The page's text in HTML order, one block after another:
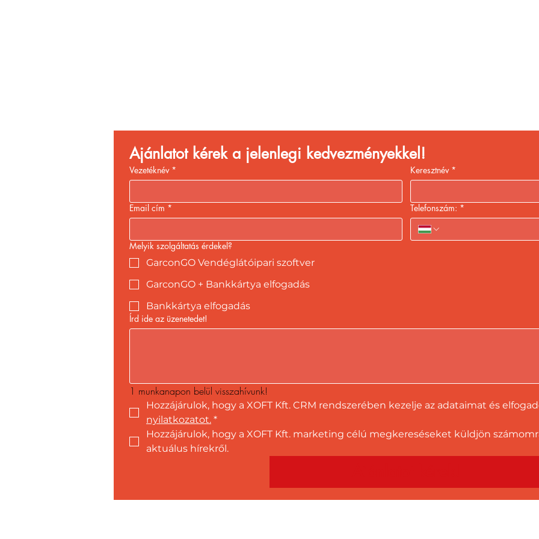
Ajánlatot kérek a jelenlegi kedvezményekkel!
Vezetéknév * Keresztnév *
Email cím * Telefonszám: *
Melyik szolgáltatás érdekel?
GarconGO Vendéglátóipari szoftver
GarconGO + Bankkártya elfogadás
Bankkártya elfogadás
Írd ide az üzenetedet!
1 munkanapon belül visszahívunk!
Hozzájárulok, hogy a XOFT Kft. CRM rendszerében kezelje az adataimat és
nyilatkozatot. *
Hozzájárulok, hogy a XOFT Kft. marketing célú megkereséseket küldjön
aktuálus hírekről.